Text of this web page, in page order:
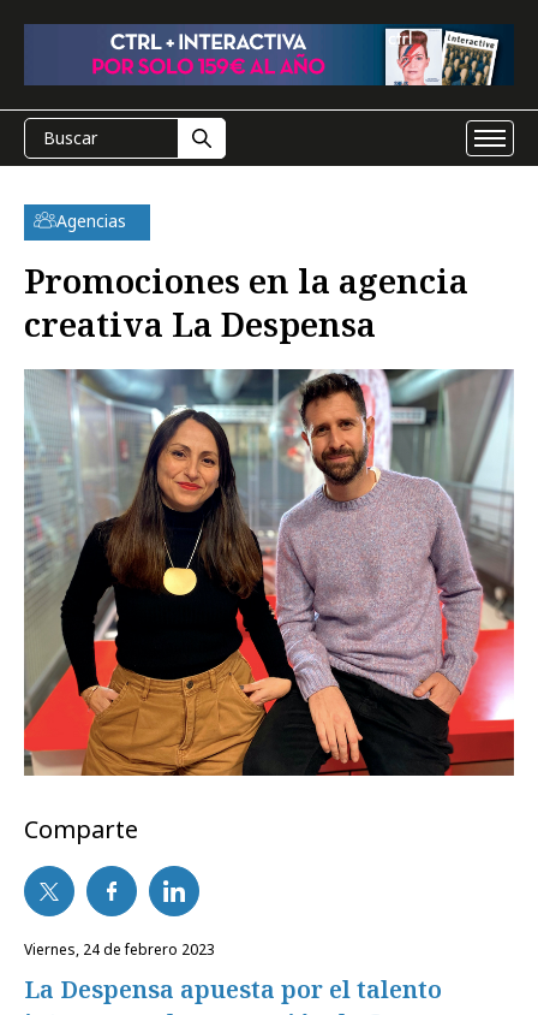
Agencias
Promociones en la agencia
creativa La Despensa
Comparte
viernes, 24 de febrero 2023
La Despensa apuesta por el talento